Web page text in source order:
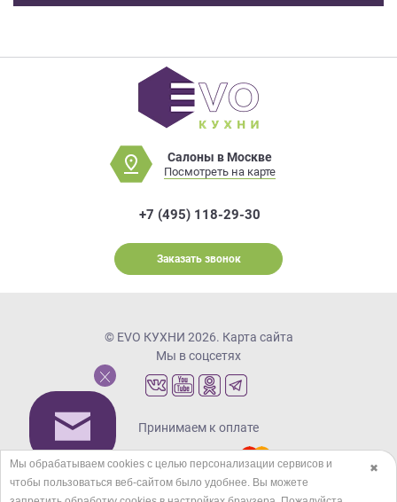
Салоны в Москве
Посмотреть на карте
+7 (495) 118-29-30
Заказать звонок
© EVO КУХНИ 2026. Карта сайта
Мы в соцсетях
Принимаем к оплате
Кредиты и рассрочка
✖
Мы обрабатываем cookies с целью персонализации сервисов и
чтобы пользоваться веб-сайтом было удобнее. Вы можете